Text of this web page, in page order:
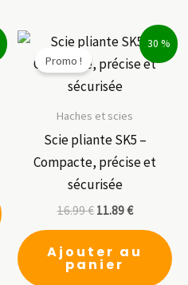
30 %
Promo !
Haches et scies
Scie pliante SK5 –
Compacte, précise et
sécurisée
16.99€ 11.89€
Ajouter au
panier